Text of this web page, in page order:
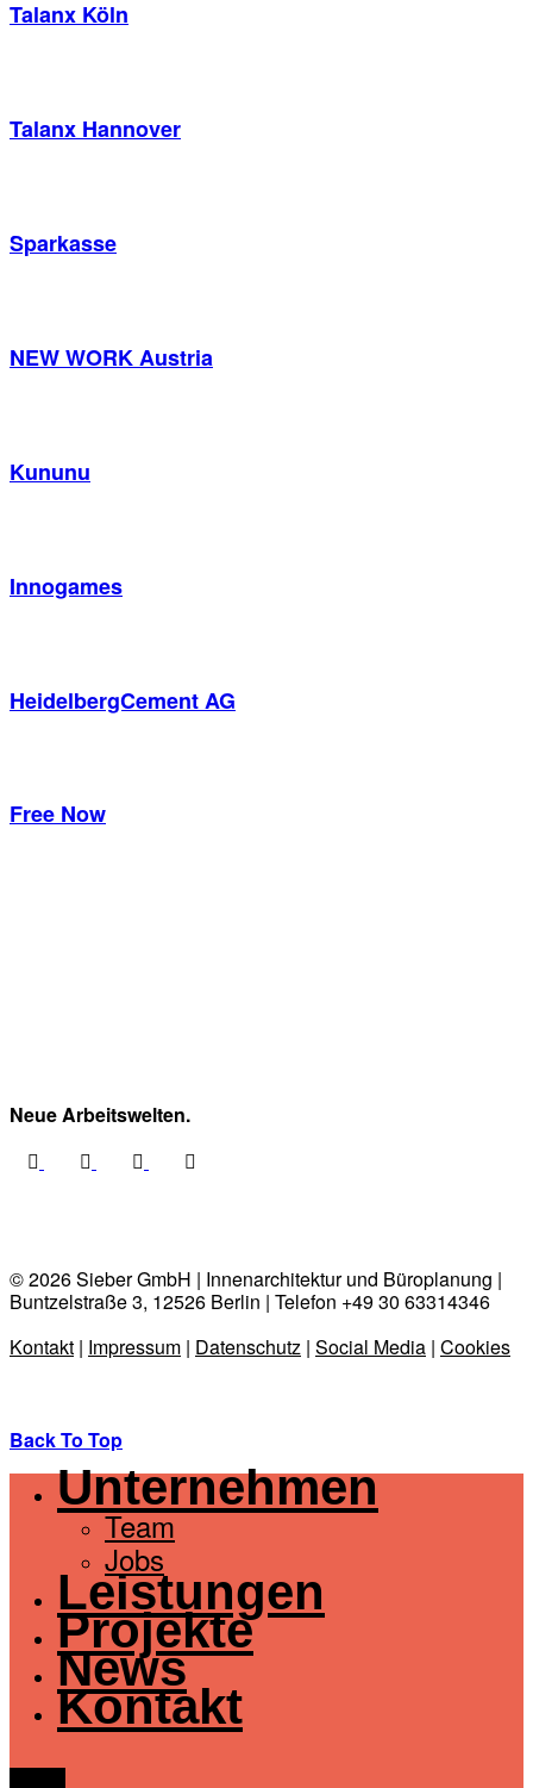
Talanx Köln
Talanx Hannover
Sparkasse
NEW WORK Austria
Kununu
Innogames
HeidelbergCement AG
Free Now
Neue Arbeitswelten.
© 2026 Sieber GmbH | Innenarchitektur und Büroplanung |
Buntzelstraße 3, 12526 Berlin | Telefon +49 30 63314346
Kontakt | Impressum | Datenschutz | Social Media | Cookies
Back To Top
Unternehmen
Team
Jobs
Leistungen
Projekte
News
Kontakt